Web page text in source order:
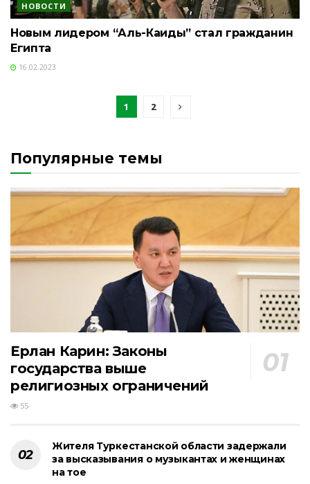
НОВОСТИ
Новым лидером “Аль-Каиды” стал гражданин
Египта
16.02.2023
1 2
Популярные темы
Ерлан Карин: Законы
государства выше
религиозных ограничений
55
Жителя Туркестанской области задержали
за высказывания о музыкантах и женщинах
на тое